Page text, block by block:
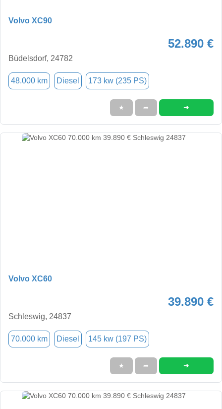
Volvo XC90
52.890 €
Büdelsdorf, 24782
48.000 km Diesel 173 kw (235 PS)
★ ➦ ➜
Volvo XC60
39.890 €
Schleswig, 24837
70.000 km Diesel 145 kw (197 PS)
★ ➦ ➜